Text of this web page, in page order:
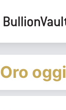
Oro oggi